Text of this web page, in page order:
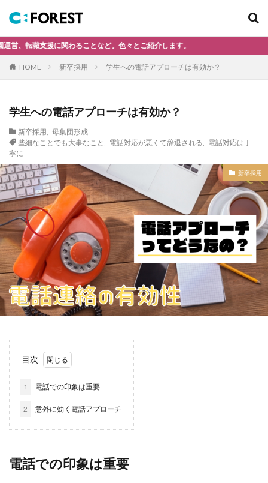
職支援に関わることなど。色々とご紹介します。
HOME 新卒採用 学生への電話アプローチは有効か？
学生への電話アプローチは有効か？
新卒採用
母集団形成
些細なことでも大事なこと
電話対応が悪くて辞退される
電話対応は丁
寧に
新卒採用
目次
1 電話での印象は重要
2 意外に効く電話アプローチ
電話での印象は重要
キーワード
新卒採用 採用活動 保育士 大学訪問 面接
タグ
zoomで説明会
Zoom説明会
なぜ新卒採用をするのか
また保育士として働く
イクメン
エントリーマネジメント
ケアハウス
サイト更新
ショートステイ
シーフォレスト
デイケア
デイケアで働く
デイサービス
ナビ管理
ハロー効果はバカに出来ない
ブランク明け保育士
リファラル採用
一人一社制
上半身だけでも正装で
中途採用
中途面接
些細なことでも大事なこと
介護の仕事
介護職
保育士
保育士で活かせるスキルと経験
保育士の職場復帰
出逢ってすぐには分からない
学生をいかにして飽きさせないか